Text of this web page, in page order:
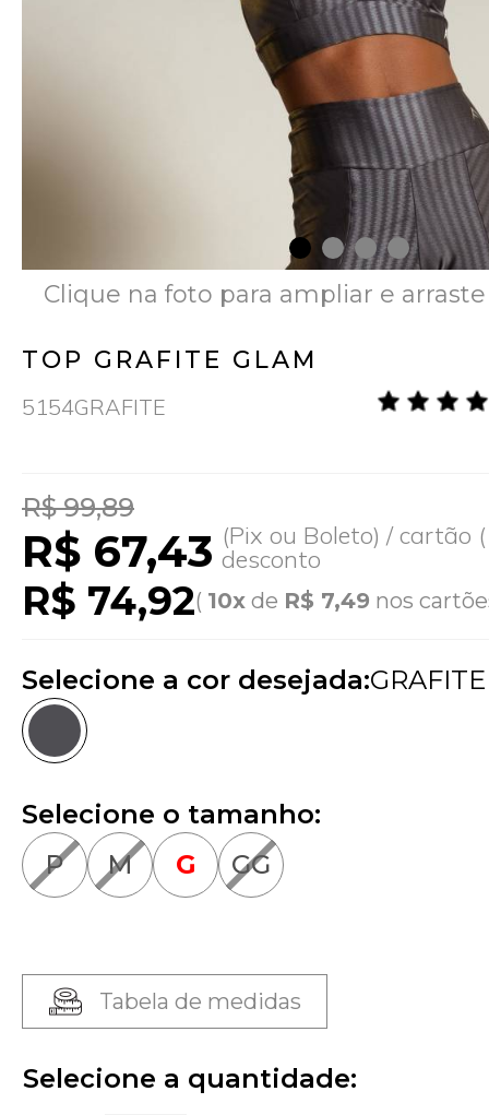
Clique na foto para ampliar e
TOP GRAFITE GLAM
5154GRAFITE
R$ 99,89
R$ 67,43 (Pix ou Boleto) / cartão
desconto
R$ 74,92( 10x de R$ 7,49 nos
Selecione a cor desejada:GRAFITE
Selecione o tamanho:
P
M G GG
Tabela de medidas
Selecione a quantidade: